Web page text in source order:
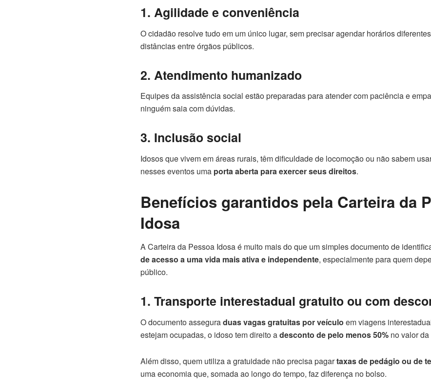
1. Agilidade e conveniência
O cidadão resolve tudo em um único lugar, sem precisar agendar horários
distâncias entre órgãos públicos.
2. Atendimento humanizado
Equipes da assistência social estão preparadas para atender com paciência e
ninguém saia com dúvidas.
3. Inclusão social
Idosos que vivem em áreas rurais, têm dificuldade de locomoção ou não sabem
nesses eventos uma porta aberta para exercer seus direitos.
Benefícios garantidos pela Carteira da
Idosa
A Carteira da Pessoa Idosa é muito mais do que um simples documento de
de acesso a uma vida mais ativa e independente, especialmente para quem
público.
1. Transporte interestadual gratuito ou com
O documento asseguraduas vagas gratuitas por veículo em viagens
estejam ocupadas, o idoso tem direito adesconto de pelo menos 50% no valor
Além disso, quem utiliza a gratuidade não precisa pagartaxas de pedágio ou de
uma economia que, somada ao longo do tempo, faz diferença no bolso.